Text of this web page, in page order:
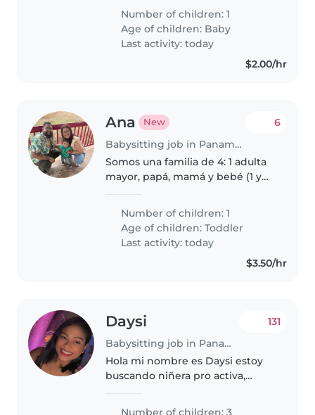
cómodo con cocinar y ayudar en
las labores del hogar. Si tienes
experiencia, ¡contáctanos!
Number of children: 1
Age of children: Baby
Last activity: today
$2.00/hr
Ana New
Babysitting job in Panama City
6
Somos una familia de 4: 1 adulta
mayor, papá, mamá y bebé (1 y
desde casa y necesitamos ayuda
para cuidar al niño mientras
mamá se encarga de cocinar
pedido
Number of children: 1
Age of children:Toddler
Last activity: today
$3.50/hr
Daysi
Babysitting job in Panama City
131
Hola mi nombre es Daysi estoy
buscando niñera pro activa,
casa Sea honesta, responsable, y
Number of children: 3